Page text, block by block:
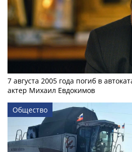
7 августа 2005 года погиб в
актер Михаил Евдокимов
Общество